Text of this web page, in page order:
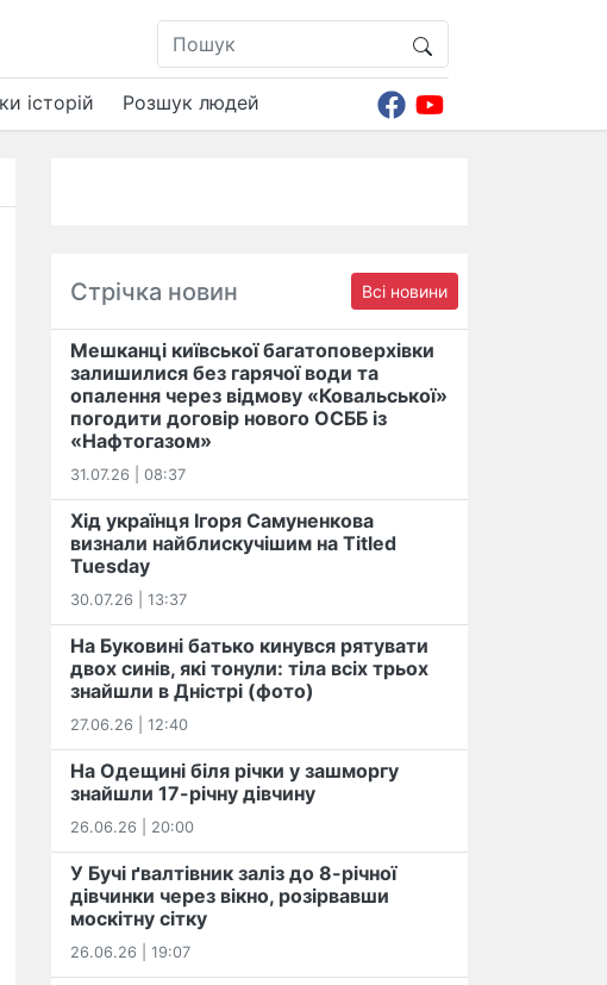
історій Розшук людей
Стрічка новин Всі новини
Мешканці київської багатоповерхівки
залишилися без гарячої води та
опалення через відмову «Ковальської»
погодити договір нового ОСББ із
«Нафтогазом»
31.07.26 | 08:37
Хід українця Ігоря Самуненкова
визнали найблискучішим на Titled
Tuesday
30.07.26 | 13:37
На Буковині батько кинувся рятувати
двох синів, які тонули: тіла всіх трьох
знайшли в Дністрі (фото)
27.06.26 | 12:40
На Одещині біля річки у зашморгу
знайшли 17-річну дівчину
26.06.26 | 20:00
У Бучі ґвалтівник заліз до 8-річної
дівчинки через вікно, розірвавши
москітну сітку
26.06.26 | 19:07